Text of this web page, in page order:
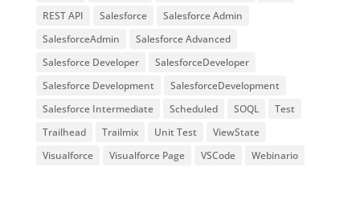
REST API
Salesforce
Salesforce Admin
SalesforceAdmin
Salesforce Advanced
Salesforce Developer
SalesforceDeveloper
Salesforce Development
SalesforceDevelopment
Salesforce Intermediate
Scheduled SOQL
Test
Trailhead
Trailmix Unit Test
ViewState
Visualforce
Visualforce Page VSCode Webinario